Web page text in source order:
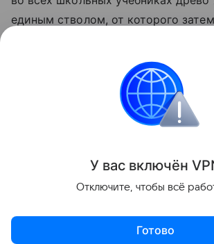
единым стволом, от которого
заново. У нового древа будет два
ствола. Они начали расходиться
их предшественников можно было
смысле назвать живыми.
У вас включён VP
Отключите, чтобы всё
Готово